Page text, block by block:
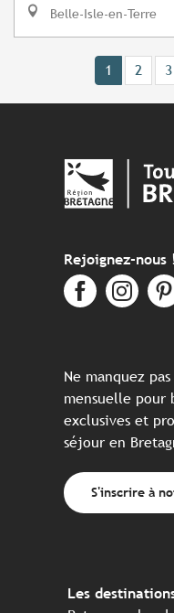
Belle-Isle-en-Terre
1 2 3
Rejoignez-nous !
Ne manquez
mensuelle pour
exclusives et
séjour en
S'inscrire à
Les